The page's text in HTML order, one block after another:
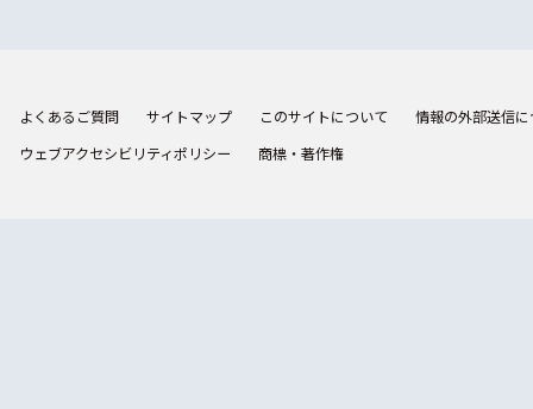
よくあるご質問 サイトマップ このサイトについて
情報の外部送信
ウェブアクセシビリティポリシー
商標・著作権